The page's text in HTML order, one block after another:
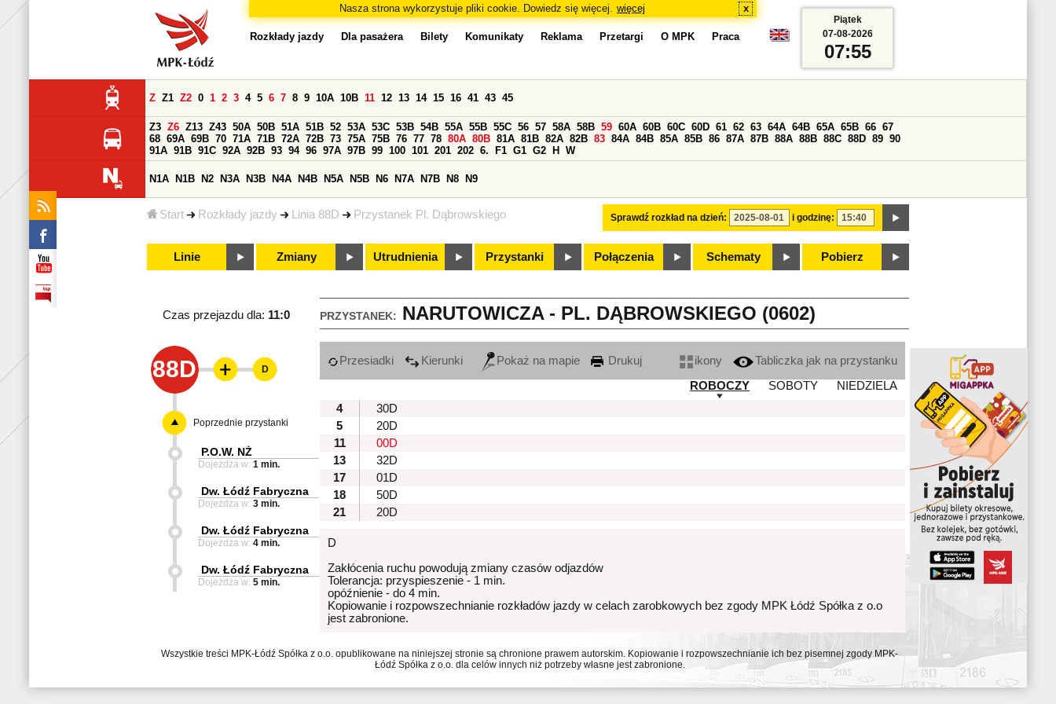
Nasza strona wykorzystuje pliki cookie. Dowiedz się więcej. więcej x
Start Rozkłady jazdy Linia 88D Przystanek Pl. Dąbrowskiego
Rozkłady jazdy Dla pasażera Bilety Komunikaty Reklama Przetargi O MPK Praca
Sprawdź rozkład na dzień: i godzinę:
Z Z1 Z2 0 1 2 3 4 5 6 7 8 9 10A 10B 11 12 13 14 15 16 41 43 45
Z3 Z6 Z13 Z43 50A 50B 51A 51B 52 53A 53C 53B 54B 55A 55B 55C 56 57 58A 58B 59 60A 60B 60C 60D 61 62 63 64A 64B 65A 65B 66 67
68 69A 69B 70 71A 71B 72A 72B 73 75A 75B 76 77 78 80A 80B 81A 81B 82A 82B 83 84A 84B 85A 85B 86 87A 87B 88A 88B 88C 88D 89 90
91A 91B 91C 92A 92B 93 94 96 97A 97B 99 100 101 201 202 6. F1 G1 G2 H W
N1A N1B N2 N3A N3B N4A N4B N5A N5B N6 N7A N7B N8 N9
Linie Zmiany Utrudnienia Przystanki Połączenia Schematy Pobierz
Piątek
07-08-2026
07:55
PRZYSTANEK: NARUTOWICZA - PL. DĄBROWSKIEGO (0602)
Czas przejazdu dla: 11:0
88D Przesiadki Kierunki Pokaż na mapie Drukuj ikony
Tabliczka jak na przystanku
ROBOCZY
SOBOTY
NIEDZIELA
4
30D
5
20D
11
00D
13
32D
17
01D
18
50D
21
20D
D
Zakłócenia ruchu powodują zmiany czasów odjazdów
Tolerancja: przyspieszenie - 1 min.
opóźnienie - do 4 min.
Kopiowanie i rozpowszechnianie rozkładów jazdy w celach zarobkowych bez zgody MPK Łódź Spółka z o.o
jest zabronione.
D
Poprzednie przystanki
P.O.W. NŻ
Dojeżdża w: 1 min.
Dw. Łódź Fabryczna
Dojeżdża w: 3 min.
Dw. Łódź Fabryczna
Dojeżdża w: 4 min.
Dw. Łódź Fabryczna
Dojeżdża w: 5 min.
Wszystkie treści MPK-Łódź Spółka z o.o. opublikowane na niniejszej stronie są chronione prawem autorskim. Kopiowanie i rozpowszechnianie ich bez pisemnej zgody MPK-
Łódź Spółka z o.o. dla celów innych niż potrzeby własne jest zabronione.